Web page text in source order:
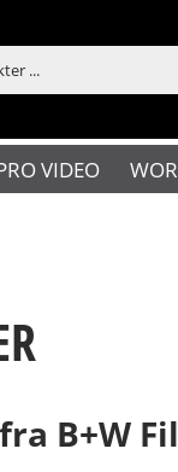
VIDEO
B+W